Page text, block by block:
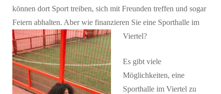
können dort Sport treiben, sich mit Freunden treffen und sogar
Feiern abhalten. Aber wie finanzieren Sie eine Sporthalle im
Viertel?
Es gibt viele
Möglichkeiten, eine
Sporthalle im Viertel zu